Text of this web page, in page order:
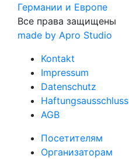
Германии и Европе
Все права защищены
made by Apro Studio
Kontakt
Impressum
Datenschutz
Haftungsausschluss
AGB
Посетителям
Организаторам